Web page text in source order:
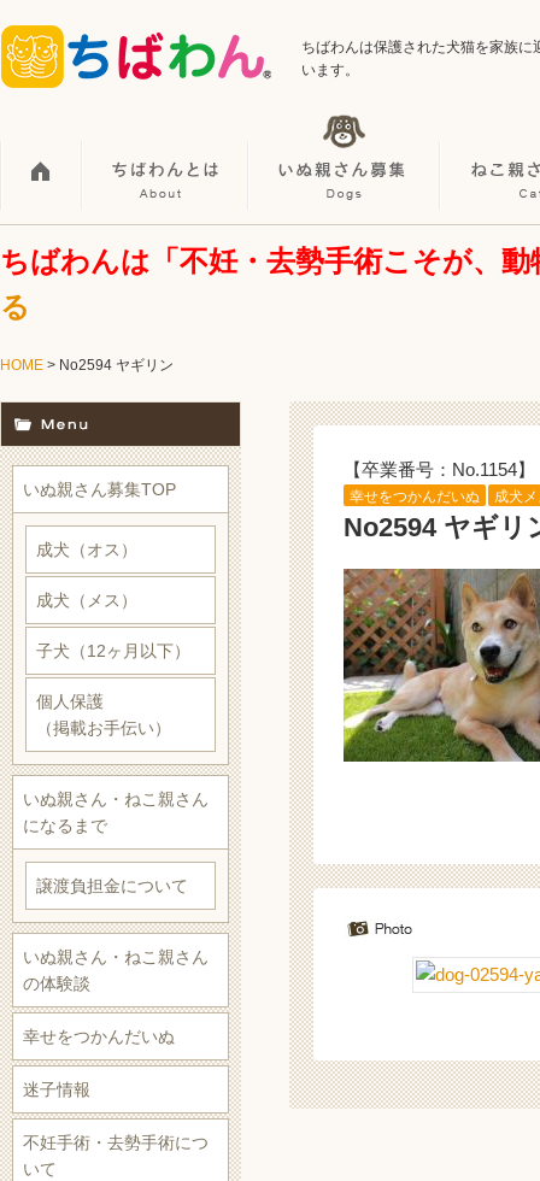
ちばわんは保護された犬猫を家族
います。
ちばわんは「不妊・去勢手術こそが、
る
HOME > No2594 ヤギリン
【卒業番号：No.1154】
幸せをつかんだいぬ 成犬
No2594 ヤギリ
いぬ親さん募集TOP
成犬（オス）
成犬（メス）
子犬（12ヶ月以下）
個人保護
（掲載お手伝い）
いぬ親さん・ねこ親さん
になるまで
譲渡負担金について
いぬ親さん・ねこ親さん
の体験談
幸せをつかんだいぬ
迷子情報
不妊手術・去勢手術につ
いて